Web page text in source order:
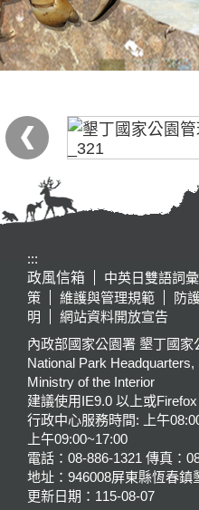
:::
政風信箱
中英日雙語詞彙
策
維護與管理規範 防
明
網站資料開放宣告
內政部國家公園署 墾丁國
National Park
Ministry of the Interior
建議使用IE9.0 以上或
行政中心服務時間: 上午
上午09:00~17:00
電話：08-886-1321 傳真：
地址：946008屏東縣恆春鎮
更新日期： 115-08-07